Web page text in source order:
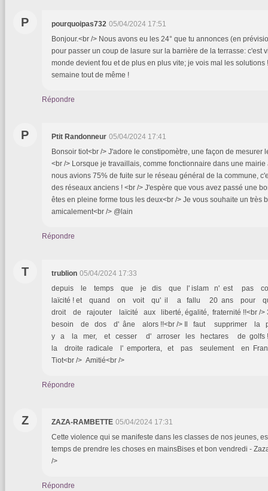
P pourquoipas732 05/04/2024 17:51
Bonjour.<br /> Nous avons eu les 24° que tu annonces (en
pour passer un coup de lasure sur la barrière de la terrasse: c'est
monde devient fou et de plus en plus vite; je vois mal les solutions
semaine tout de même !
Répondre
P Ptit Randonneur 05/04/2024 17:41
Bonsoir tiot<br /> J'adore le constipomètre, une façon de mesurer
<br /> Lorsque je travaillais, comme fonctionnaire dans une
nous avions 75% de fuite sur le réseau général de la commune,
des réseaux anciens ! <br /> J'espère que vous avez passé une
êtes en pleine forme tous les deux<br /> Je vous souhaite un très
amicalement<br /> @lain
Répondre
T trublion 05/04/2024 17:33
depuis le temps que je dis que l' islam n' est pas
laïcité ! et quand on voit qu' il a fallu 20 ans pour
droit de rajouter laïcité aux liberté, égalité, fraternité !!<br /
besoin de dos d' âne alors !!<br /> Il faut supprimer la
y a la mer, et cesser d' arroser les hectares de golfs
la droite radicale l' emportera, et pas seulement en
Tiot<br /> Amitié<br />
Répondre
Z ZAZA-RAMBETTE 05/04/2024 17:31
Cette violence qui se manifeste dans les classes de nos jeunes,
temps de prendre les choses en mainsBises et bon vendredi -
/>
Répondre